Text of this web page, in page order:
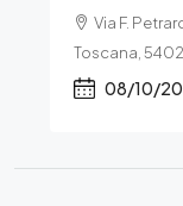
Via F.
Toscana,
08/10/